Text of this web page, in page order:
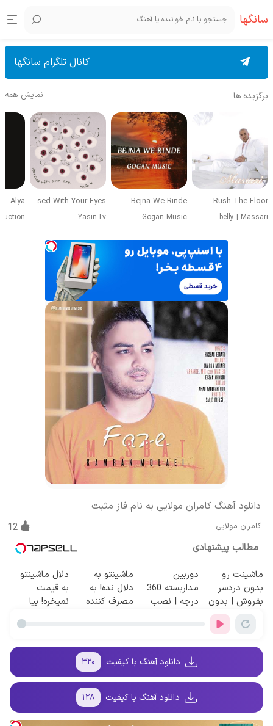
سانگها
کانال تلگرام سانگها
برگزیده ها نمایش همه
Rush The Floor
belly | Massari
Bejna We Rinde
Gogan Music
Obsessed With Your Eyes
Yasin Lv
Alya
دانلود آهنگ کامران مولایی به نام فاز مثبت
کامران مولایی 12
مطالب پیشنهادی
ماشینت رو
بدون دردسر
بفروش | بدون
کمسیون 😍
دوربین
مداربسته 360
درجه | نصب
ماشینتو به
دلال نده! به
مصرف کننده
دلال ماشینتو
به قیمت
نمیخره! بیا
بفروش*فقط
دانلود آهنگ با کیفیت ۳۲۰
دانلود آهنگ با کیفیت ۱۲۸